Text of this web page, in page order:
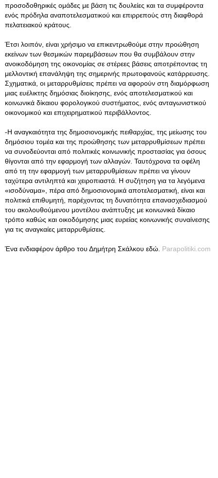
προσοδοθηρικές ομάδες με βάση τις δουλείες και τα συμφέροντα
ενός πρόδηλα αναποτελεσματικού και επιρρεπούς στη διαφθορά
πελατειακού κράτους.
Έτσι λοιπόν, είναι χρήσιμο να επικεντρωθούμε στην προώθηση
εκείνων των θεσμικών παρεμβάσεων που θα συμβάλουν στην
ανοικοδόμηση της οικονομίας σε στέρεες βάσεις αποτρέποντας τη
μελλοντική επανάληψη της σημερινής πρωτοφανούς κατάρρευσης.
Σχηματικά, οι μεταρρυθμίσεις πρέπει να αφορούν στη διαμόρφωση
μιας ευέλικτης δημόσιας διοίκησης, ενός αποτελεσματικού και
κοινωνικά δίκαιου φορολογικού συστήματος, ενός ανταγωνιστικού
οικονομικού και επιχειρηματικού περιβάλλοντος.
-Η αναγκαιότητα της δημοσιονομικής πειθαρχίας, της μείωσης του
δημόσιου τομέα και της προώθησης των μεταρρυθμίσεων πρέπει
να συνοδεύονται από πολιτικές κοινωνικής προστασίας για όσους
θίγονται από την εφαρμογή των αλλαγών. Ταυτόχρονα τα οφέλη
από τη την εφαρμογή των μεταρρυθμίσεων πρέπει να γίνουν
ταχύτερα αντιληπτά και χειροπιαστά. Η συζήτηση για τα λεγόμενα
«ισοδύναμα», πέρα από δημοσιονομικά αποτελεσματική, είναι και
πολιτικά επιθυμητή, παρέχοντας τη δυνατότητα επανασχεδιασμού
του ακολουθούμενου μοντέλου ανάπτυξης με κοινωνικά δίκαιο
τρόπο καθώς και οικοδόμησης μιας ευρείας κοινωνικής συναίνεσης
για τις αναγκαίες μεταρρυθμίσεις.
Ένα ενδιαφέρον άρθρο του Δημήτρη Σκάλκου εδώ. Parapolitiki.com